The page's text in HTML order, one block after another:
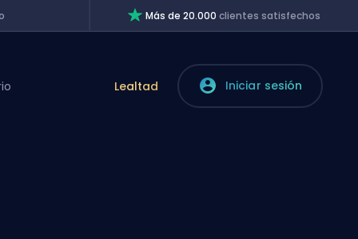
Más de 20.000clientes satisfechos
Lealtad Iniciar sesión